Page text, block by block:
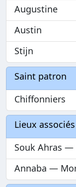
Augustine
Austin
Stijn
Saint patron
Chiffonniers
Lieux associés
Souk Ahras —
Annaba —